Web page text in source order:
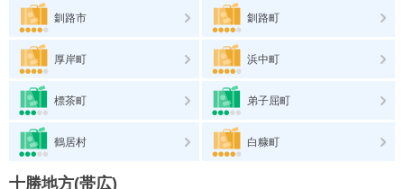
釧路市 釧路町
厚岸町 浜中町
標茶町 弟子屈町
鶴居村 白糠町
十勝地方(帯広)